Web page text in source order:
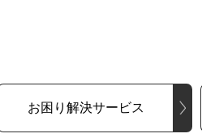
お困り解決サービス